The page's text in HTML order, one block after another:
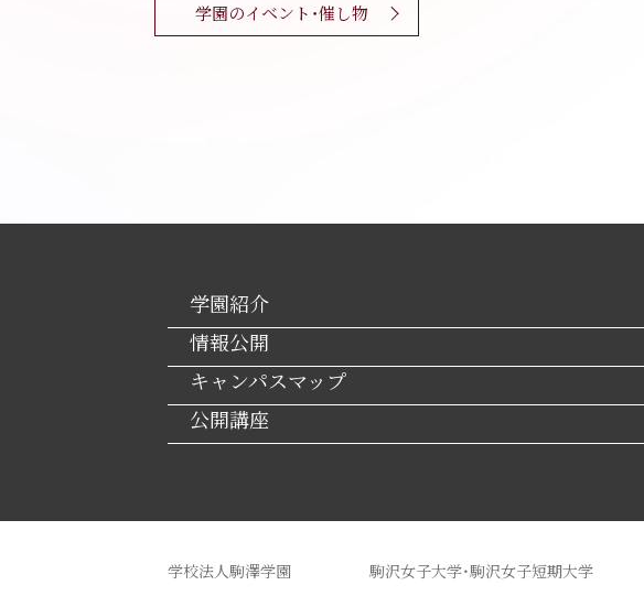
学園のイベント・催し物
学園紹介
情報公開
キャンパスマップ
公開講座
学校法人駒澤学園 駒沢女子大学・駒沢女子短期大学